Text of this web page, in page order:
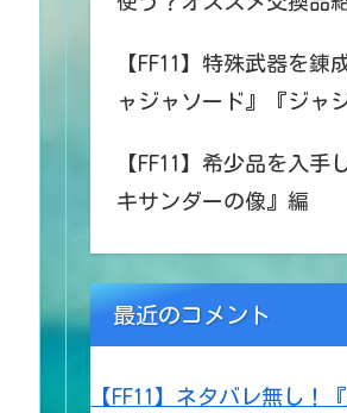
【FF11】特殊武器を錬
ャジャソード』『ジャ
【FF11】希少品を入手
キサンダーの像』編
最近のコメント
【FF11】ネタバレ無し！